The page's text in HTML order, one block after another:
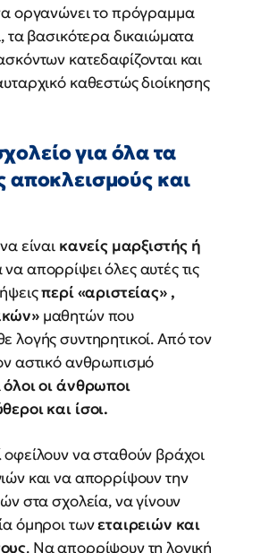
οργανώνει το πρόγραμμα
τα βασικότερα δικαιώματα
κατεδαφίζονται και
καθεστώς διοίκησης
για όλα τα
αποκλεισμούς και
είναι κανείς μαρξιστής ή
να απορρίψει όλες αυτές τις
περί «αριστείας» ,
μαθητών που
λογής συντηρητικοί. Από τον
αστικό ανθρωπισμό
όλοι οι άνθρωποι
και ίσοι.
οφείλουν να σταθούν βράχοι
και να απορρίψουν την
στα σχολεία, να γίνουν
όμηροι τωνεταιρειών και
. Να απορρίψουν τη λογική